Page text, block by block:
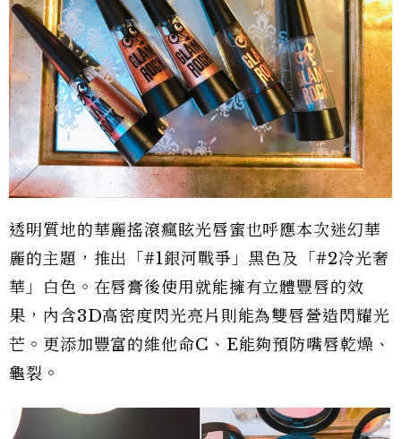
透明質地的華麗搖滾瘋眩光唇蜜也呼應本次迷幻華
麗的主題，推出「#1銀河戰爭」黑色及「#2冷光奢
華」白色。在唇膏後使用就能擁有立體豐唇的效
果，內含3D高密度閃光亮片則能為雙唇營造閃耀光
芒。更添加豐富的維他命C、E能夠預防嘴唇乾燥、
龜裂。